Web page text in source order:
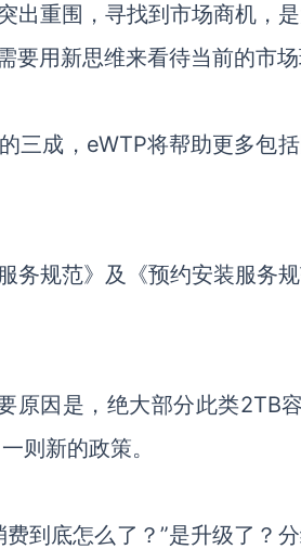
出重围，寻找到市场商机，
用新思维来看待当前的市场
三成，eWTP将帮助更多包
务规范》及《预约安装服务
原因是，绝大部分此类2TB
则新的政策。
到底怎么了？”是升级了？